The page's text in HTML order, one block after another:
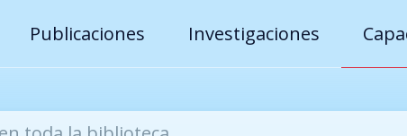
Social, Gobierno de Chile
Digitales de la Superintendencia de
Publicaciones Investigaciones